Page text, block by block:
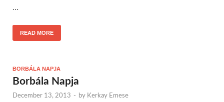
…
READ MORE
BORBÁLA NAPJA
Borbála Napja
December 13, 2013 - by Kerkay Emese